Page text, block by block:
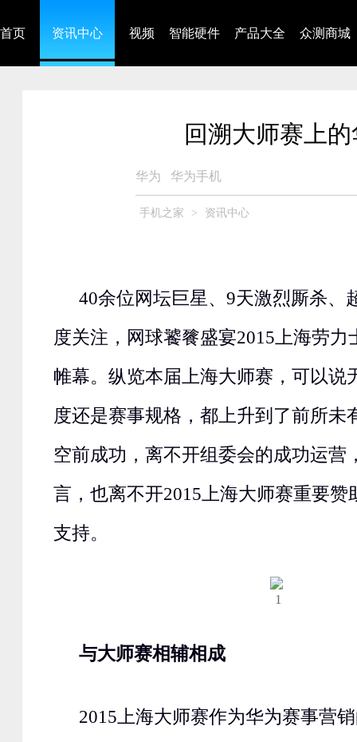
首页 资讯中心 视频 智能硬件 产品大全 众测商城
回溯大师赛上
华为 华为手机
手机之家 > 资讯中心
40余位网坛巨星、9天激烈厮杀、
度关注，网球饕餮盛宴2015上海劳力
帷幕。纵览本届上海大师赛，可以说
度还是赛事规格，都上升到了前所未
空前成功，离不开组委会的成功运营
言，也离不开2015上海大师赛重要赞
支持。
与大师赛相辅相成
2015上海大师赛作为华为赛事营